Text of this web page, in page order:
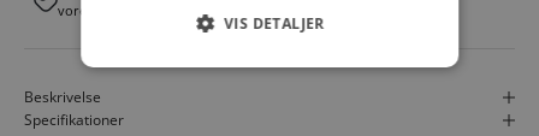
vores FAQ
Beskrivelse
Specifikationer
VIS DETALJER